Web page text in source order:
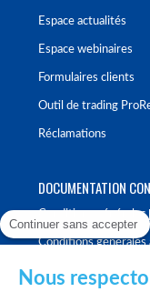
Espace actualités
Espace webinaires
Formulaires clients
Outil de trading
Réclamations
DOCUMENTATION
Conditions générales
Conditions
Continuer sans accepter
Nous